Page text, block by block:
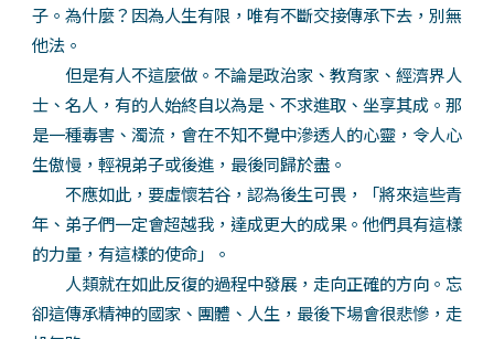
子。為什麼？因為人生有限，唯有不斷交接傳承下去，別無
他法。
但是有人不這麼做。不論是政治家、教育家、經濟界人
士、名人，有的人始終自以為是、不求進取、坐享其成。那
是一種毒害、濁流，會在不知不覺中滲透人的心靈，令人心
生傲慢，輕視弟子或後進，最後同歸於盡。
不應如此，要虛懷若谷，認為後生可畏，「將來這些青
年、弟子們一定會超越我，達成更大的成果。他們具有這樣
的力量，有這樣的使命」。
人類就在如此反復的過程中發展，走向正確的方向。忘
卻這傳承精神的國家、團體、人生，最後下場會很悲慘，走